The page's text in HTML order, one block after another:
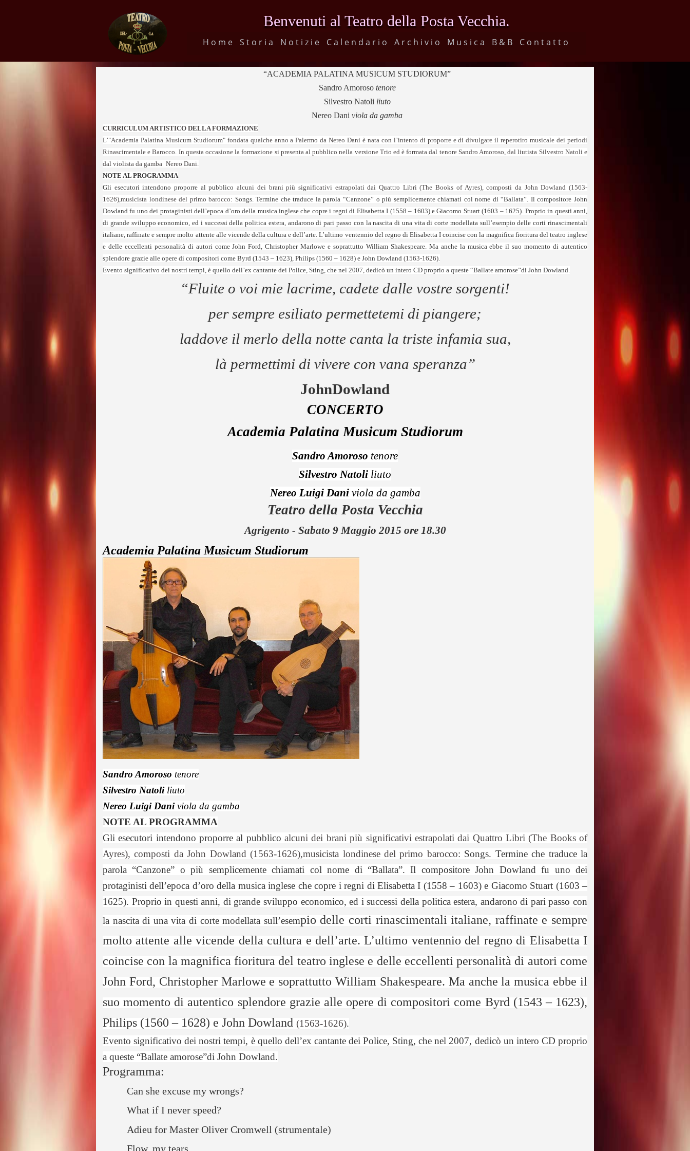
Benvenuti al Teatro della Posta Vecchia.
Home Storia Notizie Calendario Archivio Musica B&B Contatto
“ACADEMIA PALATINA MUSICUM STUDIORUM”
Sandro Amoroso tenore
Silvestro Natoli liuto
Nereo Dani viola da gamba
CURRICULUM ARTISTICO DELLA FORMAZIONE
L’"Academia Palatina Musicum Studiorum" fondata qualche anno a Palermo da Nereo Dani è nata con l’intento di proporre e di divulgare il reperotiro musicale dei periodi
Rinascimentale e Barocco. In questa occasione la formazione si presenta al pubblico nella versione Trio ed è formata dal tenore Sandro Amoroso, dal liutista Silvestro Natoli e
dal violista da gamba Nereo Dani.
NOTE AL PROGRAMMA
Gli esecutori intendono proporre al pubblicoalcuni dei brani più significativi estrapolati dai Quattro Libri (The Books of Ayres), composti da John Dowland (1563-
1626),musicista londinese del primo barocco: Songs. Termine che traduce la parola “Canzone” o più semplicemente chiamati col nome di “Ballata”. Il compositore John
Dowland fu uno dei protaginisti dell’epoca d’oro della musica inglese che copre i regni di Elisabetta I (1558 – 1603) e Giacomo Stuart (1603 – 1625). Proprio in questi anni,
di grande sviluppo economico, ed i successi della politica estera, andarono di pari passo con la nascita di una vita di corte modellata sull’esempio delle corti rinascimentali
italiane, raffinate e sempre molto attente alle vicende della cultura e dell’arte. L’ultimo ventennio del regno di Elisabetta I coincise con la magnifica fioritura del teatro inglese
e delle eccellenti personalità di autori come John Ford, Christopher Marlowe e soprattutto William Shakespeare. Ma anche la musica ebbe il suo momento di autentico
splendore grazie alle opere di compositori come Byrd (1543 – 1623), Philips (1560 – 1628) e John Dowland (1563-1626).
Evento significativo dei nostri tempi, è quello dell’ex cantante dei Police, Sting, che nel 2007, dedicò un intero CD proprio a queste “Ballate amorose”di John Dowland.
“Fluite o voi mie lacrime, cadete dalle vostre sorgenti!
per sempre esiliato permettetemi di piangere;
laddove il merlo della notte canta la triste infamia sua,
là permettimi di vivere con vana speranza”
JohnDowland
CONCERTO
Academia Palatina Musicum Studiorum
Sandro Amoroso tenore
Silvestro Natoli liuto
Nereo Luigi Dani viola da gamba
Teatro della Posta Vecchia
Agrigento - Sabato 9 Maggio 2015 ore 18.30
Academia Palatina Musicum Studiorum
Sandro Amoroso tenore
Silvestro Natoli liuto
Nereo Luigi Daniviola da gamba
NOTE AL PROGRAMMA
Gli esecutori intendono proporre al pubblicoalcuni dei brani più significativi estrapolati dai Quattro Libri (The Books of
Ayres), composti da John Dowland (1563-1626),musicista londinese del primo barocco: Songs. Termine che traduce la
parola “Canzone” o più semplicemente chiamati col nome di “Ballata”. Il compositore John Dowland fu uno dei
protaginisti dell’epoca d’oro della musica inglese che copre i regni di Elisabetta I (1558 – 1603) e Giacomo Stuart (1603 –
1625). Proprio in questi anni, di grande sviluppo economico, ed i successi della politica estera, andarono di pari passo con
la nascita di una vita di corte modellata sull’esempio delle corti rinascimentali italiane, raffinate e sempre
molto attente alle vicende della cultura e dell’arte. L’ultimo ventennio del regno di Elisabetta I
coincise con la magnifica fioritura del teatro inglese e delle eccellenti personalità di autori come
John Ford, Christopher Marlowe e soprattutto William Shakespeare. Ma anche la musica ebbe il
suo momento di autentico splendore grazie alle opere di compositori come Byrd (1543 – 1623),
Philips (1560 – 1628) e John Dowland (1563-1626).
Evento significativo dei nostri tempi, è quello dell’ex cantante dei Police, Sting, che nel 2007, dedicò un intero CD proprio
a queste “Ballate amorose”di John Dowland.
Programma:
Can she excuse my wrongs?
What if I never speed?
Adieu for Master Oliver Cromwell (strumentale)
Flow, my tears